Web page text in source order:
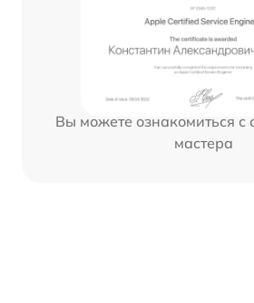
Вы можете ознакомиться с
мастера